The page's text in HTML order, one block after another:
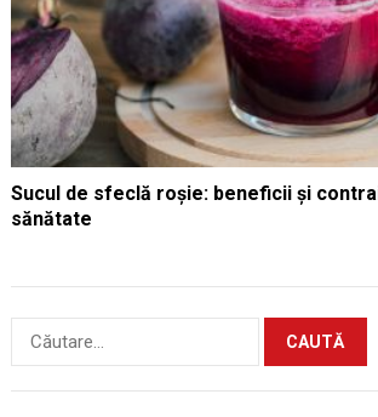
Sucul de sfeclă roșie: beneficii și
sănătate
Caută